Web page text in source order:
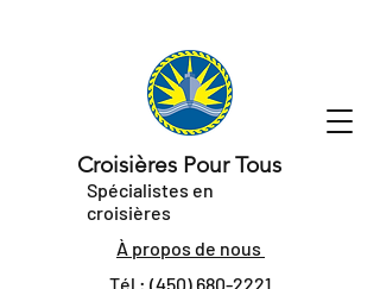
Croisières Pour Tous
Spécialistes en
croisières
À propos de nous
Tél : (450) 680-2221